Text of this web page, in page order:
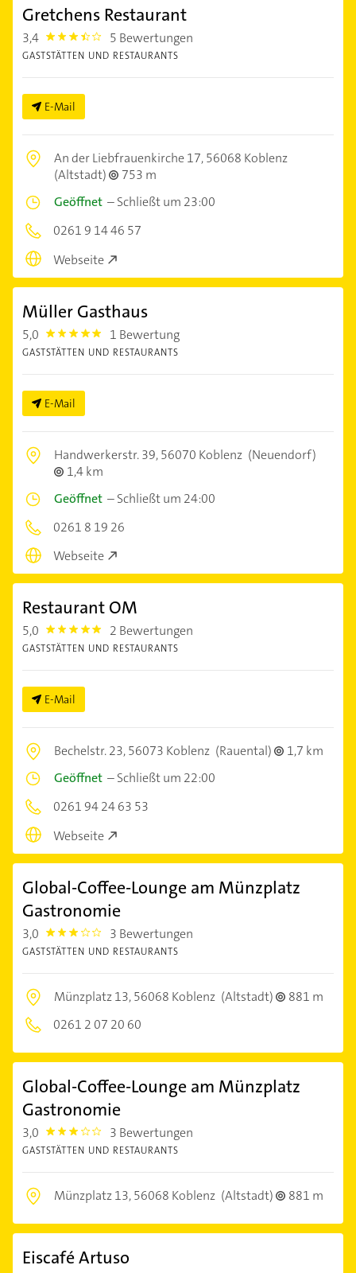
Gretchens Restaurant
3,4 3.4 5 Bewertungen
GASTSTÄTTEN UND RESTAURANTS
E-Mail
An der Liebfrauenkirche 17,56068 Koblenz
(Altstadt)
753 m
Geöffnet –Schließt um 23:00
0261 9 14 46 57
Webseite
Müller Gasthaus
5,0 5.0 1 Bewertung
GASTSTÄTTEN UND RESTAURANTS
E-Mail
Handwerkerstr. 39,56070 Koblenz (Neuendorf)
1,4 km
Geöffnet –Schließt um 24:00
0261 8 19 26
Webseite
Restaurant OM
5,0 5.0 2 Bewertungen
GASTSTÄTTEN UND RESTAURANTS
E-Mail
Bechelstr. 23,56073 Koblenz (Rauental)
1,7 km
Geöffnet –Schließt um 22:00
0261 94 24 63 53
Webseite
Global-Coffee-Lounge am Münzplatz
Gastronomie
3,0 3.0 3 Bewertungen
GASTSTÄTTEN UND RESTAURANTS
Münzplatz 13,56068 Koblenz (Altstadt)
881 m
0261 2 07 20 60
Global-Coffee-Lounge am Münzplatz
Gastronomie
3,0 3.0 3 Bewertungen
GASTSTÄTTEN UND RESTAURANTS
Münzplatz 13,56068 Koblenz (Altstadt) 881 m
Eiscafé Artuso